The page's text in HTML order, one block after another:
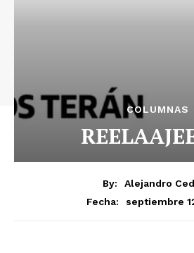
COLUMNAS
By:
Alejandro
Fecha:
septiembre